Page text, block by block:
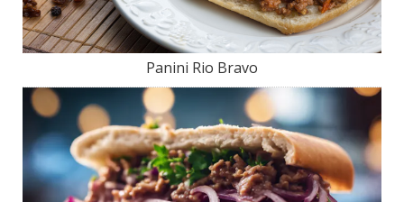
Panini Rio Bravo